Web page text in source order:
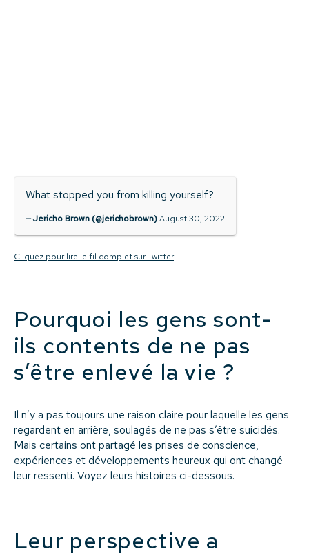
What stopped you from killing yourself?
— Jericho Brown (@jerichobrown)August 30, 2022
Cliquez pour lire le fil complet sur Twitter
Pourquoi les gens sont-
ils contents de ne pas
s’être enlevé la vie ?
Il n’y a pas toujours une raison claire pour laquelle les gens
regardent en arrière, soulagés de ne pas s’être suicidés.
Mais certains ont partagé les prises de conscience,
expériences et développements heureux qui ont changé
leur ressenti. Voyez leurs histoires ci-dessous.
Leur perspective a